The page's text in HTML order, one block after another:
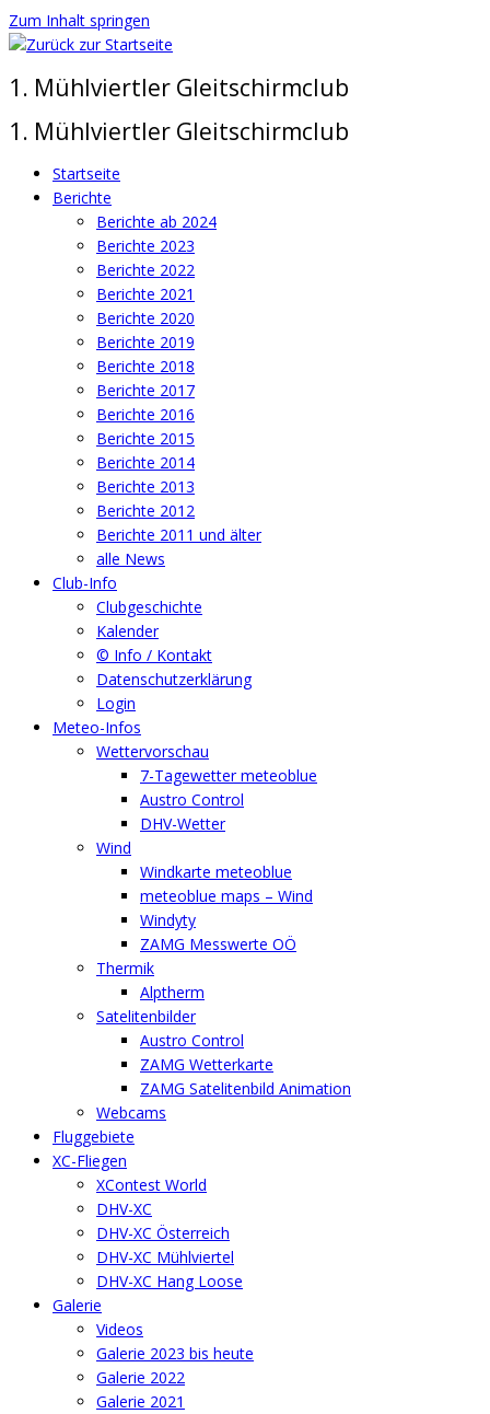
Zum Inhalt springen
1. Mühlviertler Gleitschirmclub
1. Mühlviertler Gleitschirmclub
Startseite
Berichte
Berichte ab 2024
Berichte 2023
Berichte 2022
Berichte 2021
Berichte 2020
Berichte 2019
Berichte 2018
Berichte 2017
Berichte 2016
Berichte 2015
Berichte 2014
Berichte 2013
Berichte 2012
Berichte 2011 und älter
alle News
Club-Info
Clubgeschichte
Kalender
© Info / Kontakt
Datenschutzerklärung
Login
Meteo-Infos
Wettervorschau
7-Tagewetter meteoblue
Austro Control
DHV-Wetter
Wind
Windkarte meteoblue
meteoblue maps – Wind
Windyty
ZAMG Messwerte OÖ
Thermik
Alptherm
Satelitenbilder
Austro Control
ZAMG Wetterkarte
ZAMG Satelitenbild Animation
Webcams
Fluggebiete
XC-Fliegen
XContest World
DHV-XC
DHV-XC Österreich
DHV-XC Mühlviertel
DHV-XC Hang Loose
Galerie
Videos
Galerie 2023 bis heute
Galerie 2022
Galerie 2021